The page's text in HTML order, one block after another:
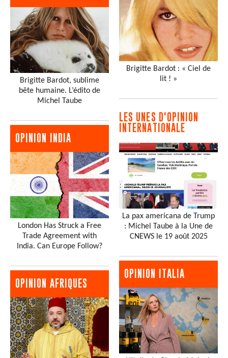
Brigitte Bardot, sublime
bête humaine. L’édito de
Michel Taube
OPINION INDIA
London Has Struck a Free
Trade Agreement with
India. Can Europe Follow?
OPINION AFRIQUES
Brigitte Bardot : « Ciel de
lit ! »
LES UNES D'OPINION
INTERNATIONALE
La pax americana de Trump
: Michel Taube à la Une de
CNEWS le 19 août 2025
OPINION ITALIA